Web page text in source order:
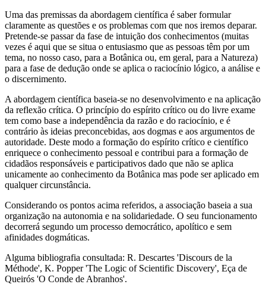
Uma das premissas da abordagem científica é saber formular
claramente as questões e os problemas com que nos iremos deparar.
Pretende-se passar da fase de intuição dos conhecimentos (muitas
vezes é aqui que se situa o entusiasmo que as pessoas têm por um
tema, no nosso caso, para a Botânica ou, em geral, para a Natureza)
para a fase de dedução onde se aplica o raciocínio lógico, a análise e
o discernimento.
A abordagem científica baseia-se no desenvolvimento e na aplicação
da reflexão crítica. O princípio do espírito crítico ou do livre exame
tem como base a independência da razão e do raciocínio, e é
contrário às ideias preconcebidas, aos dogmas e aos argumentos de
autoridade. Deste modo a formação do espírito crítico e científico
enriquece o conhecimento pessoal e contribui para a formação de
cidadãos responsáveis e participativos dado que não se aplica
unicamente ao conhecimento da Botânica mas pode ser aplicado em
qualquer circunstância.
Considerando os pontos acima referidos, a associação baseia a sua
organização na autonomia e na solidariedade. O seu funcionamento
decorrerá segundo um processo democrático, apolítico e sem
afinidades dogmáticas.
Alguma bibliografia consultada: R. Descartes 'Discours de la
Méthode', K. Popper 'The Logic of Scientific Discovery', Eça de
Queirós 'O Conde de Abranhos'.